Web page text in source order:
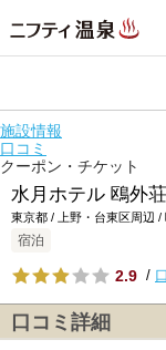
施設情報
口コミ
クーポン・チケット
水月ホテル 鴎外
東京都 / 上野・台東区周辺 /
宿泊
2.9 /
口コミ詳細